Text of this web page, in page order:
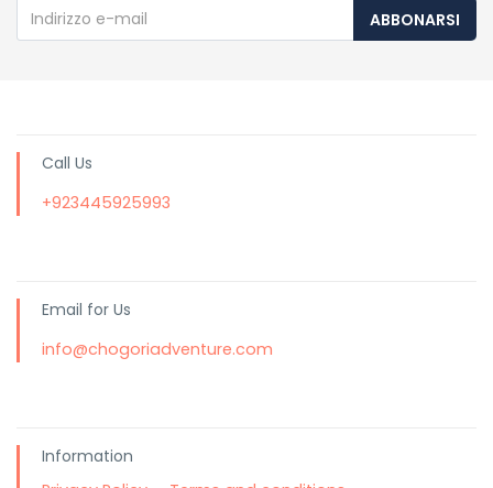
ABBONARSI
Call Us
+923445925993
Email for Us
info@chogoriadventure.com
Information